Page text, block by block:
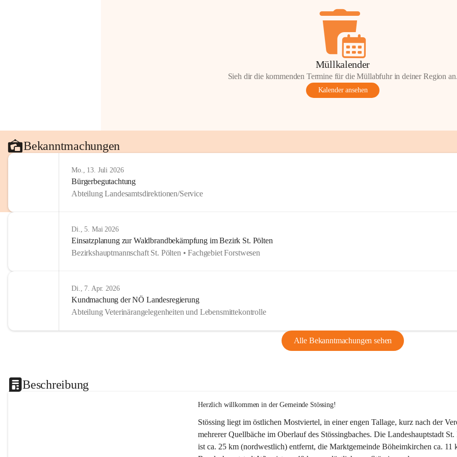
Müllkalender
Sieh dir die kommenden Termine für die Müllabfuhr in deiner Region
Kalender ansehen
Bekanntmachungen
Mo., 13. Juli 2026
Bürgerbegutachtung
Abteilung Landesamtsdirektionen/Service
Di., 5. Mai 2026
Einsatzplanung zur Waldbrandbekämpfung im Bezirk St. Pölten
Bezirkshauptmannschaft St. Pölten • Fachgebiet Forstwesen
Di., 7. Apr. 2026
Kundmachung der NÖ Landesregierung
Abteilung Veterinärangelegenheiten und Lebensmittekontrolle
Alle Bekanntmachungen sehen
Beschreibung
Herzlich willkommen in der Gemeinde Stössing!
Stössing liegt im östlichen Mostviertel, in einer engen Tallage, kurz nach der
mehrerer Quellbäche im Oberlauf des Stössingbaches. Die Landeshauptstadt
ist ca. 25 km (nordwestlich) entfernt, die Marktgemeinde Böheimkirchen ca.